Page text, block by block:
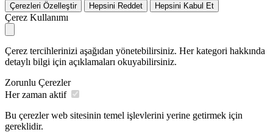
Çerezleri Özelleştir Hepsini Reddet Hepsini Kabul Et
Çerez Kullanımı
Çerez tercihlerinizi aşağıdan yönetebilirsiniz. Her kategori hakkında
detaylı bilgi için açıklamaları okuyabilirsiniz.
Zorunlu Çerezler
Her zaman aktif
Bu çerezler web sitesinin temel işlevlerini yerine getirmek için
gereklidir.